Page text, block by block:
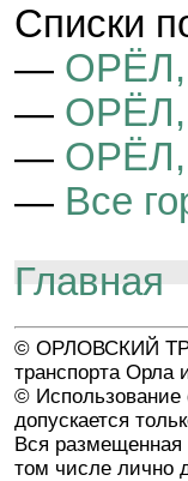
Cписки
— ОРЁЛ,
— ОРЁЛ,
— ОРЁЛ,
— Все
Главная
© ОРЛОВСКИЙ
транспорта Орла
© Использование
допускается
Вся размещенная
том числе лично